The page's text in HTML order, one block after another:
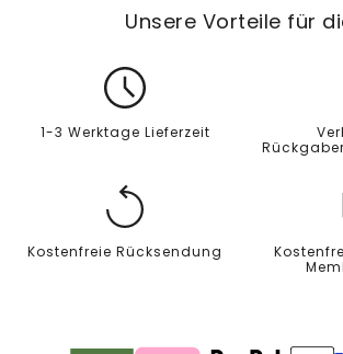
Unsere Vorteile für
1-3 Werktage Lieferzeit
Kostenfreie Rücksendung